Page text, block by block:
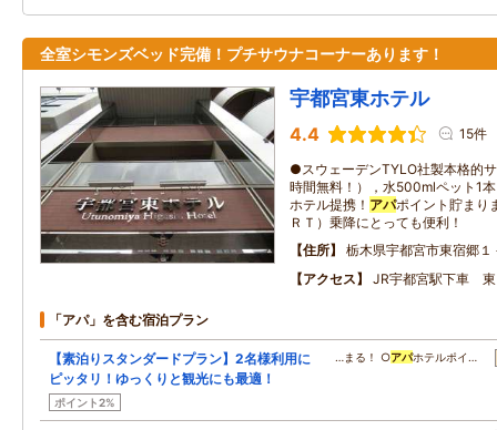
全室シモンズベッド完備！プチサウナコーナーあります！
宇都宮東ホテル
4.4 15件
●スウェーデンTYLO社製本格的
時間無料！），水500mlペット1
ホテル提携！ アパポイント貯まり
ＲＴ）乗降にとっても便利！
住所
栃木県宇都宮市東宿郷１
アクセス
JR宇都宮駅下車 東
「アパ」を含む宿泊プラン
【素泊りスタンダードプラン】2名様利用に
ピッタリ！ゆっくりと観光にも最適！
ポイント2%
…まる！ ○アパホテルポイ…